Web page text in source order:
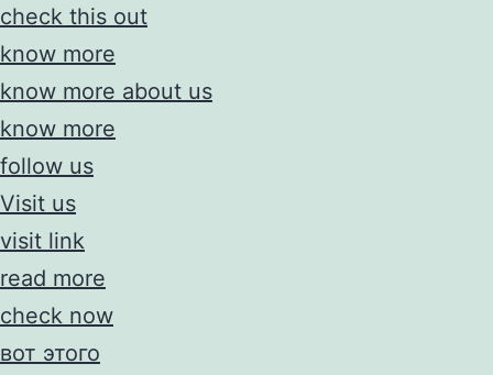
check this out
know more
know more about us
know more
follow us
Visit us
visit link
read more
check now
вот этого